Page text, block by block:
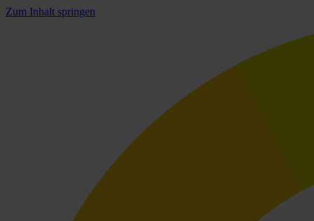
Zum Inhalt springen